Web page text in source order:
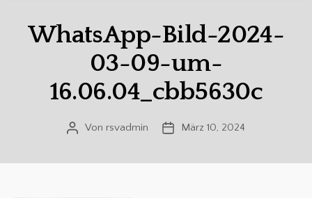
WhatsApp-Bild-2024-
03-09-um-
16.06.04_cbb5630c
Beitragsautor
Von rsvadmin Veröffentlichungsdatum
März 10, 2024